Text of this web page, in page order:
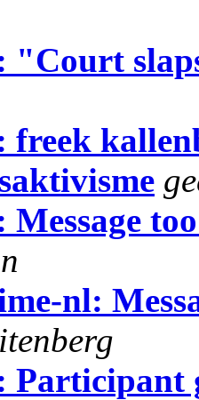
"Court
freek
nl:
Participant